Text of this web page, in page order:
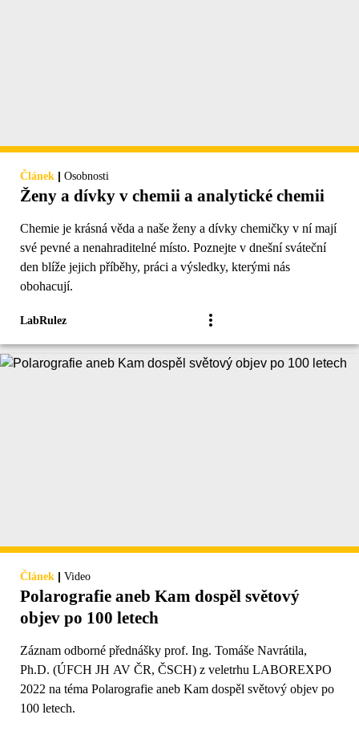
Článek | Osobnosti
Ženy a dívky v chemii a analytické chemii
Chemie je krásná věda a naše ženy a dívky chemičky v ní mají
své pevné a nenahraditelné místo. Poznejte v dnešní sváteční
den blíže jejich příběhy, práci a výsledky, kterými nás
obohacují.
LabRulez
Článek | Video
Polarografie aneb Kam dospěl světový
objev po 100 letech
Záznam odborné přednášky prof. Ing. Tomáše Navrátila,
Ph.D. (ÚFCH JH AV ČR, ČSCH) z veletrhu LABOREXPO
2022 na téma Polarografie aneb Kam dospěl světový objev po
100 letech.